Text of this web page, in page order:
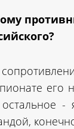
его